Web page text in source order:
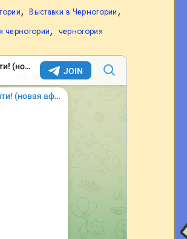
, Выставки в Черногории,
черногории, черногория